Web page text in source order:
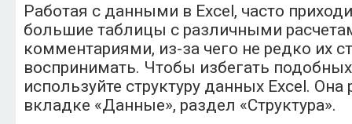
Работая с данными в Excel, часто
большие таблицы с различными
комментариями, из-за чего не редко их
воспринимать. Чтобы избегать
используйте структуру данных Excel. Она
вкладке «Данные», раздел «Структура».